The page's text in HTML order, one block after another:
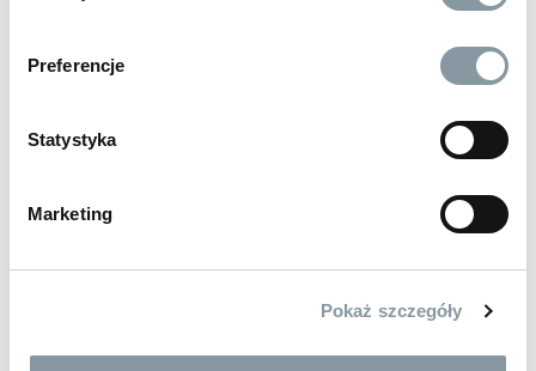
Preferencje
Statystyka
Marketing
Pokaż szczegóły
KRAN Z NAKRĘTKĄ NA KANISTER